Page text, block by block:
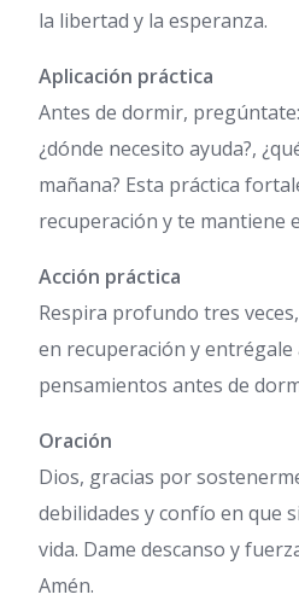
la libertad y la esperanza.
Aplicación práctica
Antes de dormir,
¿dónde necesito ayuda?,
mañana? Esta práctica
recuperación y te mantiene
Acción práctica
Respira profundo tres
en recuperación y entrégale
pensamientos antes de
Oración
Dios, gracias por
debilidades y confío en que
vida. Dame descanso y
Amén.